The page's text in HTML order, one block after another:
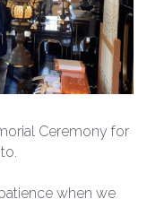
Ceremony for
when we